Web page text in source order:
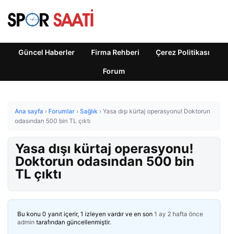
Güncel Haberler Firma Rehberi Çerez Politikası
Forum
Ana sayfa › Forumlar › Sağlık › Yasa dışı kürtaj operasyonu! Doktorun
odasından 500 bin TL çıktı
Yasa dışı kürtaj operasyonu!
Doktorun odasından 500 bin
TL çıktı
Bu konu 0 yanıt içerir, 1 izleyen vardır ve en son 1 ay 2 hafta önce
admin tarafından güncellenmiştir.